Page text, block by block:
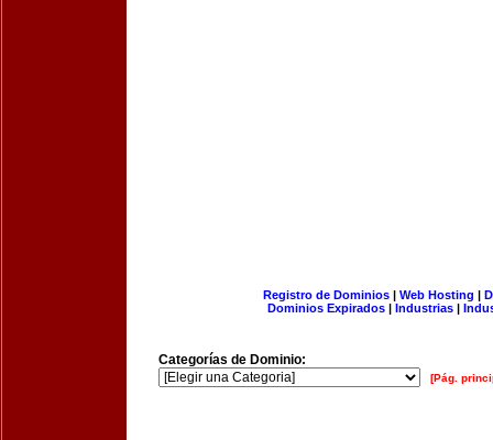
Registro de Dominios| Web Hosting |
Dominios Expirados | Industrias |
Categorías de Dominio:
[Pág.